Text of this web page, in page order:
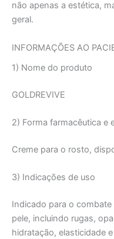
não apenas a estética,
geral.
INFORMAÇÕES AO
1) Nome do produto
GOLDREVIVE
2) Forma farmacêutica e
Creme para o rosto,
3) Indicações de uso
Indicado para o
pele, incluindo rugas,
hidratação, elasticidade